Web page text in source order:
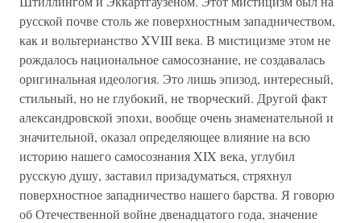
русской почве столь же поверхностным западничеством,
как и вольтерианство XVIII века. В мистицизме этом не
рождалось национальное самосознание, не создавалась
оригинальная идеология. Это лишь эпизод, интересный,
стильный, но не глубокий, не творческий. Другой факт
александровской эпохи, вообще очень знаменательной и
значительной, оказал определяющее влияние на всю
историю нашего самосознания XIX века, углубил
русскую душу, заставил призадуматься, стряхнул
поверхностное западничество нашего барства. Я говорю
об Отечественной войне двенадцатого года, значение